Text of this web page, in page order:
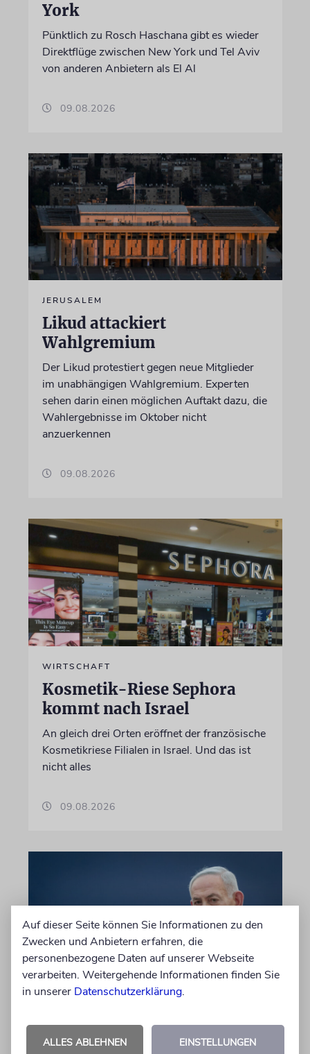
York
Pünktlich zu Rosch Haschana gibt es wieder
Direktflüge zwischen New York und Tel Aviv
von anderen Anbietern als El Al
09.08.2026
JERUSALEM
Likud attackiert
Wahlgremium
Der Likud protestiert gegen neue Mitglieder
im unabhängigen Wahlgremium. Experten
sehen darin einen möglichen Auftakt dazu, die
Wahlergebnisse im Oktober nicht
anzuerkennen
09.08.2026
WIRTSCHAFT
Kosmetik-Riese Sephora
kommt nach Israel
An gleich drei Orten eröffnet der französische
Kosmetikriese Filialen in Israel. Und das ist
nicht alles
09.08.2026
GAZA-FRIEDENSPLAN
Netanjahu geht auf
Konfrontation mit Trump
Auf dieser Seite können Sie Informationen zu den
Zwecken und Anbietern erfahren, die
personenbezogene Daten auf unserer Webseite
verarbeiten. Weitergehende Informationen finden Sie
in unserer Datenschutzerklärung.
ALLES ABLEHNEN EINSTELLUNGEN